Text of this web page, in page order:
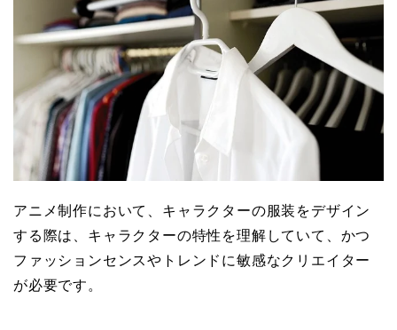
アニメ制作において、キャラクターの服装をデザイン
する際は、キャラクターの特性を理解していて、かつ
ファッションセンスやトレンドに敏感なクリエイター
が必要です。